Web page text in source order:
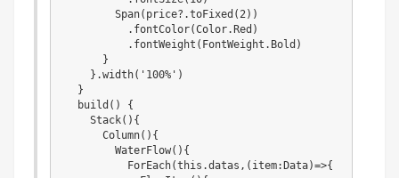
        Span(price?.toFixed(2))
          .fontColor(Color.Red)
          .fontWeight(FontWeight.Bold)
      }
    }.width('100%')
  }
  build() {
    Stack(){
      Column(){
        WaterFlow(){
          ForEach(this.datas,(item:Data)=>{